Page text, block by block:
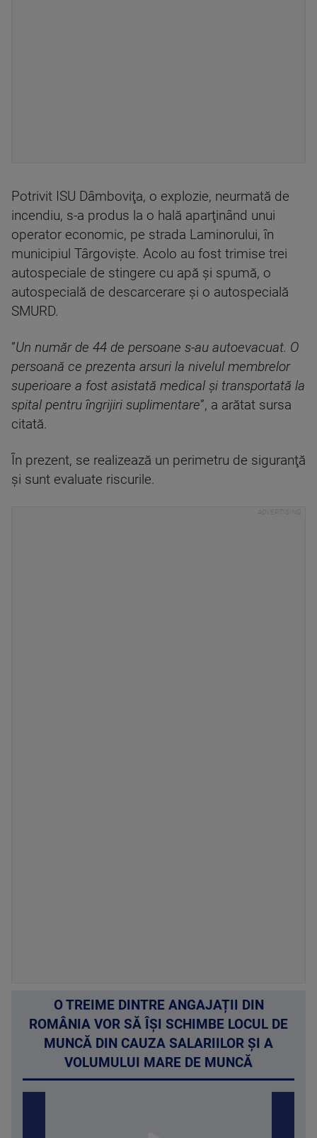
Potrivit ISU Dâmboviţa, o explozie, neurmată de
incendiu, s-a produs la o hală aparţinând unui
operator economic, pe strada Laminorului, în
municipiul Târgovişte. Acolo au fost trimise trei
autospeciale de stingere cu apă şi spumă, o
autospecială de descarcerare şi o autospecială
SMURD.
”Un număr de 44 de persoane s-au autoevacuat. O
persoană ce prezenta arsuri la nivelul membrelor
superioare a fost asistată medical şi transportată la
spital pentru îngrijiri suplimentare”, a arătat sursa
citată.
În prezent, se realizează un perimetru de siguranţă
şi sunt evaluate riscurile.
O TREIME DINTRE ANGAJAȚII DIN
ROMÂNIA VOR SĂ ÎȘI SCHIMBE LOCUL DE
MUNCĂ DIN CAUZA SALARIILOR ȘI A
VOLUMULUI MARE DE MUNCĂ